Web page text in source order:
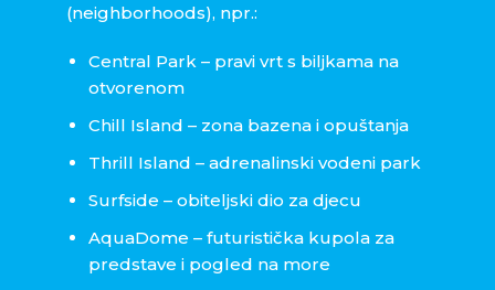
(neighborhoods), npr.:
Central Park – pravi vrt s biljkama na
otvorenom
Chill Island – zona bazena i opuštanja
Thrill Island – adrenalinski vodeni park
Surfside – obiteljski dio za djecu
AquaDome – futuristička kupola za
predstave i pogled na more